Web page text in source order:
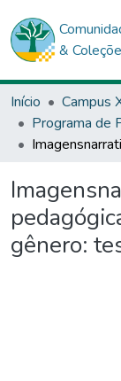
&
Início
gênero: